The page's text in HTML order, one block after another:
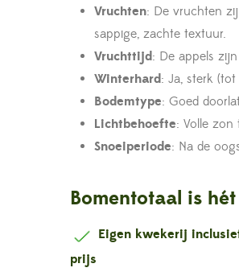
Vruchten: De vruchten
sappige, zachte textuur.
Vruchttijd: De appels
Winterhard: Ja, sterk
Bodemtype: Goed
Lichtbehoefte: Volle
Snoeiperiode: Na de
Bomentotaal is
Eigen kwekerij
prijs